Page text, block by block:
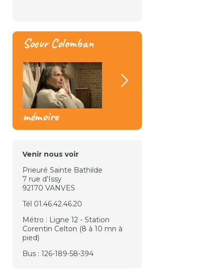
Soeur Colomban
mémoire
Venir nous voir
Prieuré Sainte Bathilde
7 rue d’Issy
92170 VANVES
Tél 01.46.42.46.20
Métro : Ligne 12 - Station
Corentin Celton (8 à 10 mn à
pied)
Bus : 126-189-58-394